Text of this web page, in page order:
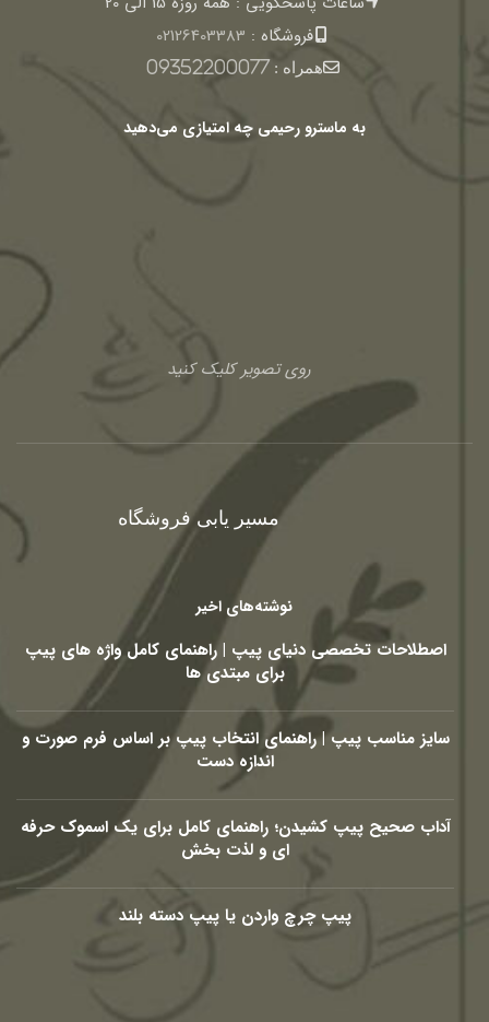
فروشگاه : 02126403383
همراه :09352200077
به ماسترو رحیمی چه امتیازی می‌دهید
روی تصویر کلیک کنید
مسیر یابی فروشگاه
نوشته‌های اخیر
اصطلاحات تخصصی دنیای پیپ | راهنمای کامل واژه های پیپ
برای مبتدی ها
سایز مناسب پیپ | راهنمای انتخاب پیپ بر اساس فرم صورت و
اندازه دست
آداب صحیح پیپ کشیدن؛ راهنمای کامل برای یک اسموک حرفه
ای و لذت بخش
پیپ چرچ واردن یا پیپ دسته بلند